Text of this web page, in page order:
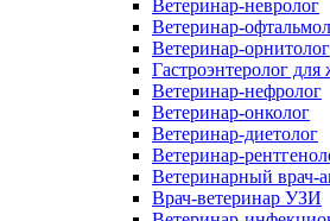
Ветеринар-невролог
Ветеринар-
Ветеринар-орнитолог
Гастроэнтеролог
Ветеринар-нефролог
Ветеринар-онколог
Ветеринар-диетолог
Ветеринар-
Ветеринарный врач-
Врач-ветеринар УЗИ